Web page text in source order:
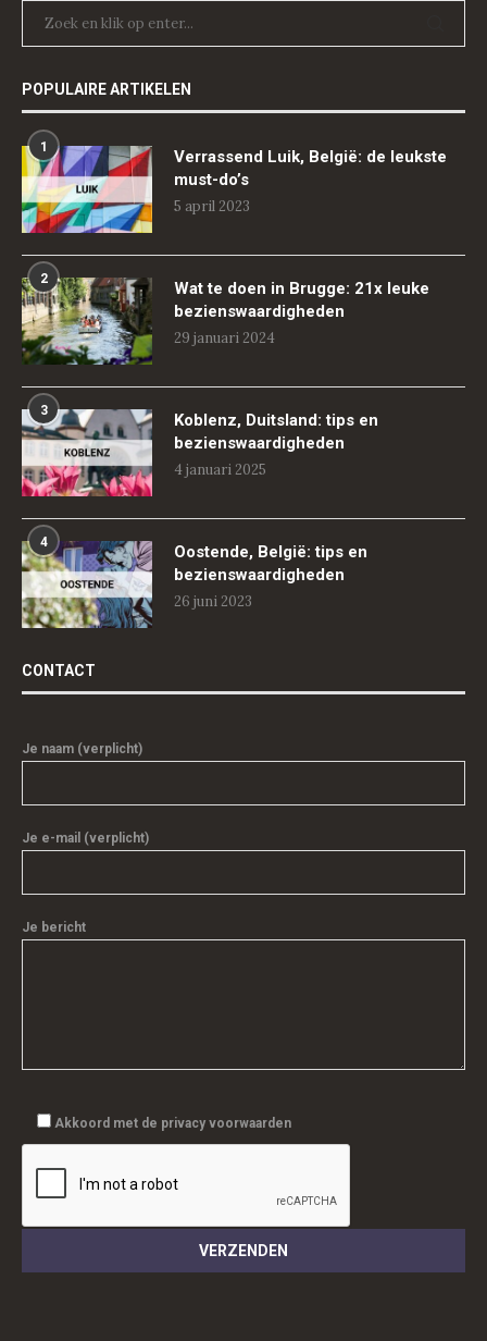
POPULAIRE ARTIKELEN
1
Verrassend Luik, België: de leukste
must-do’s
5 april 2023
2
Wat te doen in Brugge: 21x leuke
bezienswaardigheden
29 januari 2024
3
Koblenz, Duitsland: tips en
bezienswaardigheden
4 januari 2025
4
Oostende, België: tips en
bezienswaardigheden
26 juni 2023
CONTACT
Je naam (verplicht)
Je e-mail (verplicht)
Je bericht
Akkoord met de privacy voorwaarden